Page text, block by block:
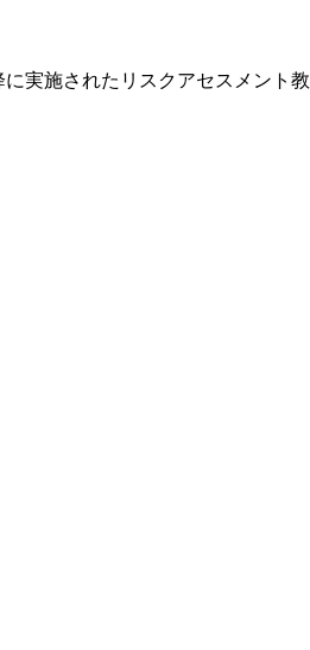
実施されたリスクアセスメント教